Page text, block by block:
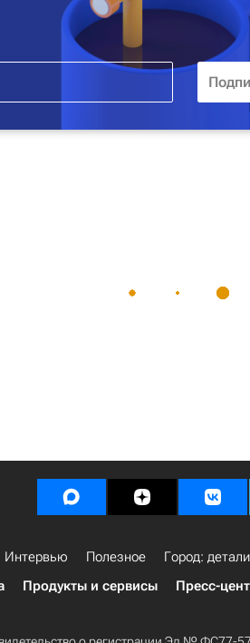
Интервью Полезное Город: детали
Продукты и сервисы Пресс-